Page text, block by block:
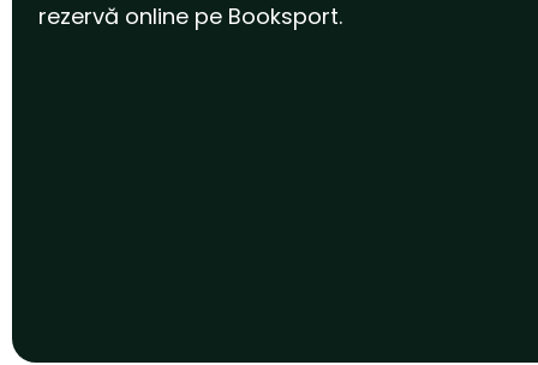
rezervă online pe Booksport.